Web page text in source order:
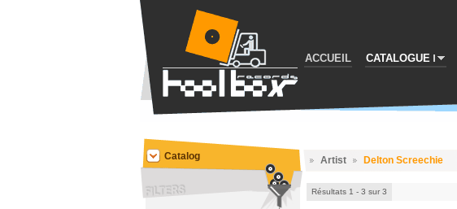
ACCUEIL CATALOGUE
Artist Delton Screechie
Résultats 1 - 3 sur 3
Catalog